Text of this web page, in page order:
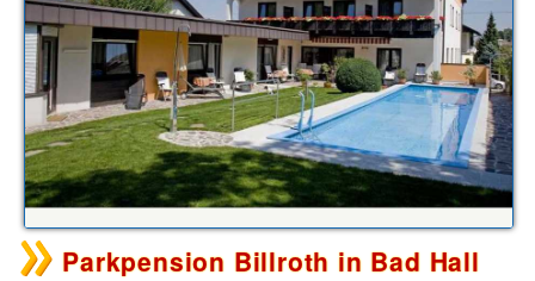
Parkpension Billroth in Bad Hall